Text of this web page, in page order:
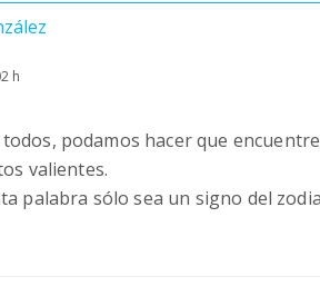
h
podamos hacer que
valientes.
palabra sólo sea un signo del